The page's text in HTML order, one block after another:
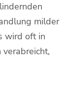
milder
wird oft in